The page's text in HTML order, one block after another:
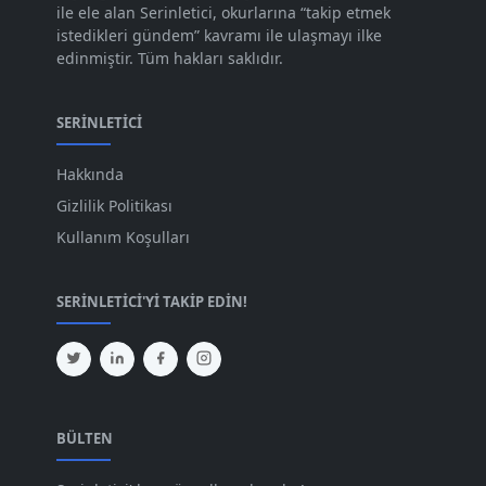
Ağu 2023 [74]
Tem 2023 [76]
Haz 2023
May 2023
Nis 2023
Mar 2023
Oca 2023 [87]
Ara 2022 [82]
Eki 2022
Eyl 2022 [72]
ile ele alan Serinletici, okurlarına “takip etmek
istedikleri gündem” kavramı ile ulaşmayı ilke
edinmiştir. Tüm hakları saklıdır.
SERINLETICI
Hakkında
Gizlilik Politikası
Kullanım Koşulları
SERINLETICI'YI TAKIP EDIN!
BÜLTEN